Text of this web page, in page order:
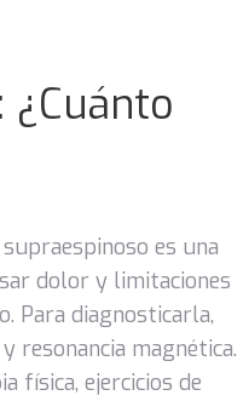
¿Cuánto
es una
dolor y limitaciones
Para diagnosticarla,
resonancia magnética.
física, ejercicios de